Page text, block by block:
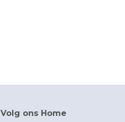
Volg ons Home